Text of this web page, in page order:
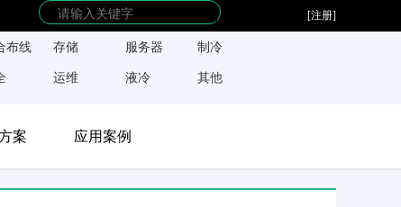
[注册]
布线 存储 服务器 制冷
运维 液冷 其他
案 应用案例